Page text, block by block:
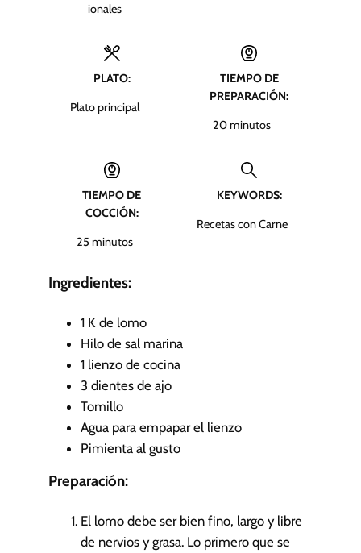
ionales
PLATO:
Plato principal
TIEMPO DE
PREPARACIÓN:
20m
t
s
minutos
TIEMPO DE
COCCIÓN:
25 m
n
o
s
minutos
KEYWORDS:
Recetas con Carne
Ingredientes:
1 K de lomo
Hilo de sal marina
1 lienzo de cocina
3 dientes de ajo
Tomillo
Agua para empapar el lienzo
Pimienta al gusto
Preparación:
El lomo debe ser bien fino, largo y libre
de nervios y grasa. Lo primero que se